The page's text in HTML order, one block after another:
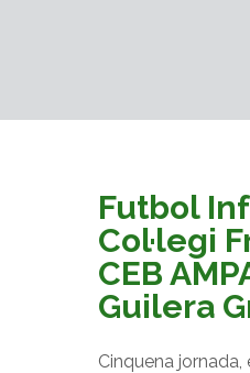
Futbol
Col·legi
CEB
Guilera
Cinquena